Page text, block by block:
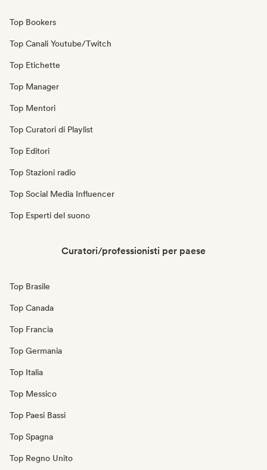
Top Bookers
Top Canali Youtube/Twitch
Top Etichette
Top Manager
Top Mentori
Top Curatori di Playlist
Top Editori
Top Stazioni radio
Top Social Media Influencer
Top Esperti del suono
Curatori/professionisti per paese
Top Brasile
Top Canada
Top Francia
Top Germania
Top Italia
Top Messico
Top Paesi Bassi
Top Spagna
Top Regno Unito